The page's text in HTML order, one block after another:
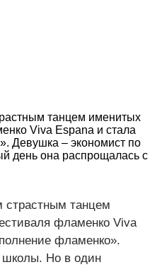
танцем именитых
Viva Espana и стала
Девушка – экономист по
день она распрощалась с
страстным танцем
фламенко Viva
фламенко».
школы. Но в один